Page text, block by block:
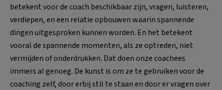
betekent voor de coach beschikbaar zijn, vragen, luisteren,
verdiepen, en een relatie opbouwen waarin spannende
dingen uitgesproken kunnen worden. En het betekent
vooral de spannende momenten, als ze optreden, niet
vermijden of onderdrukken. Dat doen onze coachees
immers al genoeg. De kunst is om ze te gebruiken voor de
coaching zelf, door erbij stil te staan en door er vragen over